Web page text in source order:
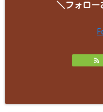
＼フォロー